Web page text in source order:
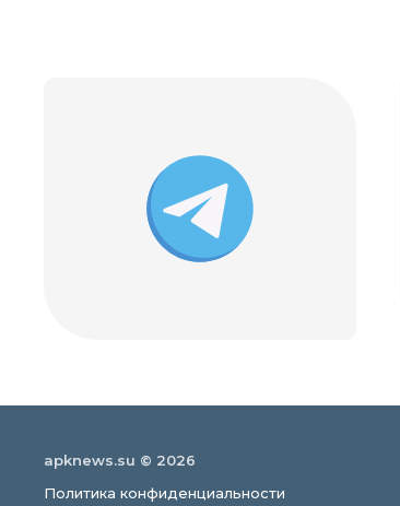
apknews.su © 2026
Политика конфиденциальности